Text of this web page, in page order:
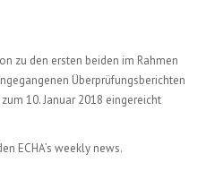
zu den ersten beiden im Rahmen
Überprüfungsberichten
10. Januar 2018 eingereicht
ECHA’s weekly news.